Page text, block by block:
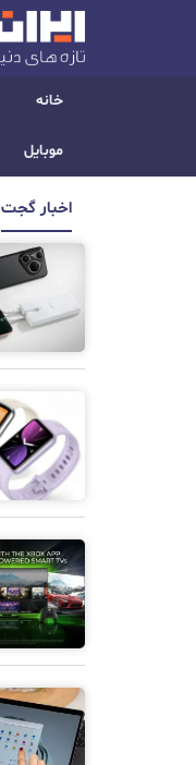
خانه
موبایل
اخبار گجت